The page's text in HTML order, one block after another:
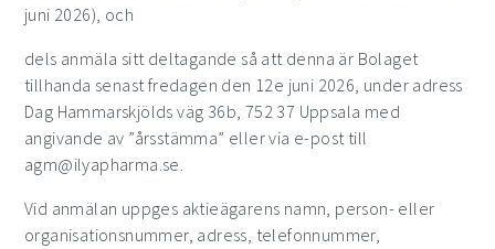
juni 2026), och
dels anmäla sitt deltagande så att denna är Bolaget
tillhanda senast fredagen den 12e juni 2026, under adress
Dag Hammarskjölds väg 36b, 752 37 Uppsala med
angivande av ”årsstämma” eller via e-post till
agm@ilyapharma.se.
Vid anmälan uppges aktieägarens namn, person- eller
organisationsnummer, adress, telefonnummer,